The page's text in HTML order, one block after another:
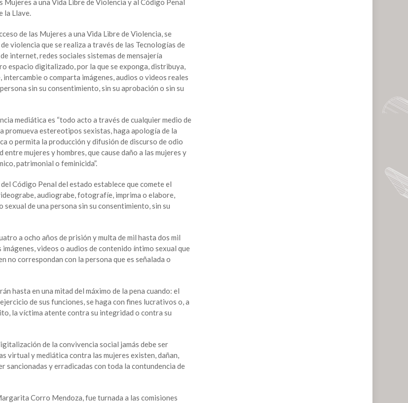
Mujeres a una Vida Libre de Violencia y al Código Penal
la Llave.
de las Mujeres a una Vida Libre de Violencia, se
violencia que se realiza a través de las Tecnologías de
internet, redes sociales sistemas de mensajería
espacio digitalizado, por la que se exponga, distribuya,
o comparta imágenes, audios o videos reales
sin su consentimiento, sin su aprobación o sin su
mediática es “todo acto a través de cualquier medio de
promueva estereotipos sexistas, haga apología de la
o permita la producción y difusión de discurso de odio
mujeres y hombres, que cause daño a las mujeres y
patrimonial o feminicida”.
Código Penal del estado establece que comete el
audiograbe, fotografíe, imprima o elabore,
de una persona sin su consentimiento, sin su
a ocho años de prisión y multa de mil hasta dos mil
videos o audios de contenido íntimo sexual que
no correspondan con la persona que es señalada o
hasta en una mitad del máximo de la pena cuando: el
de sus funciones, se haga con fines lucrativos o, a
la víctima atente contra su integridad o contra su
de la convivencia social jamás debe ser
virtual y mediática contra las mujeres existen, dañan,
sancionadas y erradicadas con toda la contundencia de
Corro Mendoza, fue turnada a las comisiones